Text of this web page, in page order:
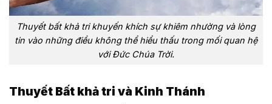
Thuyết bất khả tri khuyến khích sự khiêm nhường và lòng
tin vào những điều không thể hiểu thấu trong mối quan hệ
với Đức Chúa Trời.
Thuyết Bất khả tri và Kinh Thánh